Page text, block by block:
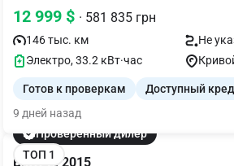
12 999 $ · 581 835 грн
146 тыс. км
Не
Электро, 33.2 кВт·час
Готов к проверкам
Доступный
9 дней назад
Проверенный дилер
ТОП 1
BMW I3 2015